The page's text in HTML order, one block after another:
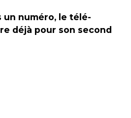
un numéro, le télé-
déjà pour son second